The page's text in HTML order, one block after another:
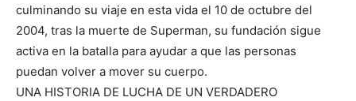
culminando su viaje en esta vida el 10 de octubre del
2004, tras la muerte de Superman, su fundación sigue
activa en la batalla para ayudar a que las personas
puedan volver a mover su cuerpo.
UNA HISTORIA DE LUCHA DE UN VERDADERO